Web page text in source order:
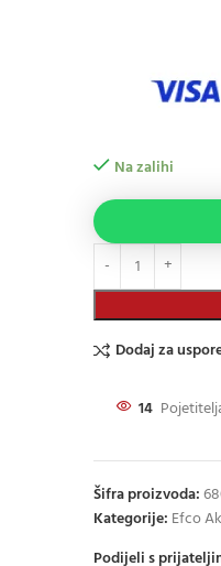
Na zalihi
Dodaj za
14
Šifra proizvoda:
Kategorije: Efco
Podijeli s